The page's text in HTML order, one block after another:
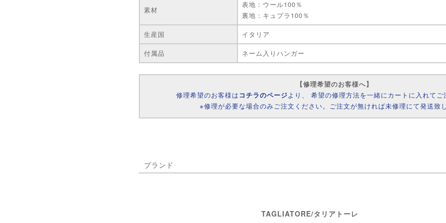
素材
表地：ウール100％
裏地：キュプラ100％
生産国
イタリア
付属品
ネーム入りハンガー
【修理希望のお客様へ】
修理希望のお客様は コチラのページより、 希望の修理方法を一緒にカートに入れてご
※修理が必要な場合のみご注文ください。ご注文が無ければ未修理にて発送致し
ブランド
TAGLIATORE/タリアトーレ